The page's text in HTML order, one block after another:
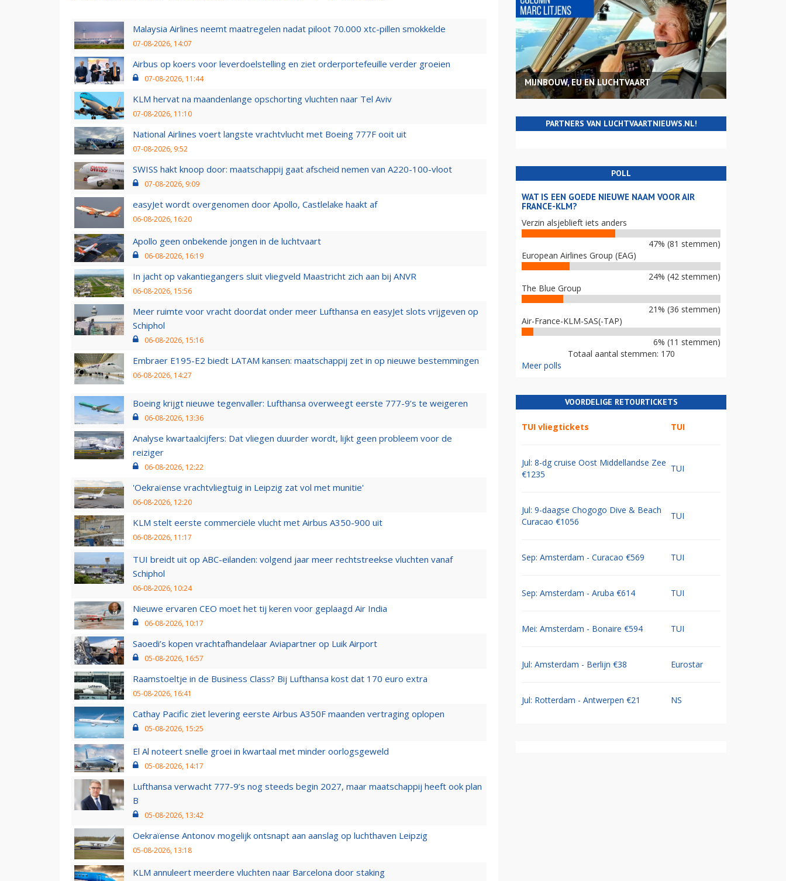
Malaysia Airlines neemt maatregelen nadat piloot 70.000 xtc-pillen smokkelde
07-08-2026, 14:07
Airbus op koers voor leverdoelstelling en ziet orderportefeuille verder groeien
07-08-2026, 11:44
KLM hervat na maandenlange opschorting vluchten naar Tel Aviv
07-08-2026, 11:10
National Airlines voert langste vrachtvlucht met Boeing 777F ooit uit
07-08-2026, 9:52
SWISS hakt knoop door: maatschappij gaat afscheid nemen van A220-100-vloot
07-08-2026, 9:09
easyJet wordt overgenomen door Apollo, Castlelake haakt af
06-08-2026, 16:20
Apollo geen onbekende jongen in de luchtvaart
06-08-2026, 16:19
In jacht op vakantiegangers sluit vliegveld Maastricht zich aan bij ANVR
06-08-2026, 15:56
Meer ruimte voor vracht doordat onder meer Lufthansa en easyJet slots vrijgeven op
Schiphol
06-08-2026, 15:16
Embraer E195-E2 biedt LATAM kansen: maatschappij zet in op nieuwe bestemmingen
06-08-2026, 14:27
Boeing krijgt nieuwe tegenvaller: Lufthansa overweegt eerste 777-9’s te weigeren
06-08-2026, 13:36
Analyse kwartaalcijfers: Dat vliegen duurder wordt, lijkt geen probleem voor de
reiziger
06-08-2026, 12:22
'Oekraïense vrachtvliegtuig in Leipzig zat vol met munitie'
06-08-2026, 12:20
KLM stelt eerste commerciële vlucht met Airbus A350-900 uit
06-08-2026, 11:17
TUI breidt uit op ABC-eilanden: volgend jaar meer rechtstreekse vluchten vanaf
Schiphol
06-08-2026, 10:24
Nieuwe ervaren CEO moet het tij keren voor geplaagd Air India
06-08-2026, 10:17
Saoedi’s kopen vrachtafhandelaar Aviapartner op Luik Airport
05-08-2026, 16:57
Raamstoeltje in de Business Class? Bij Lufthansa kost dat 170 euro extra
05-08-2026, 16:41
Cathay Pacific ziet levering eerste Airbus A350F maanden vertraging oplopen
05-08-2026, 15:25
El Al noteert snelle groei in kwartaal met minder oorlogsgeweld
05-08-2026, 14:17
Lufthansa verwacht 777-9’s nog steeds begin 2027, maar maatschappij heeft ook plan
B
05-08-2026, 13:42
Oekraïense Antonov mogelijk ontsnapt aan aanslag op luchthaven Leipzig
05-08-2026, 13:18
KLM annuleert meerdere vluchten naar Barcelona door staking
MIJNBOUW, EU EN LUCHTVAART
PARTNERS VAN LUCHTVAARTNIEUWS.NL!
POLL
WAT IS EEN GOEDE NIEUWE NAAM VOOR AIR
FRANCE-KLM?
Verzin alsjeblieft iets anders
47% (81 stemmen)
European Airlines Group (EAG)
24% (42 stemmen)
The Blue Group
21% (36 stemmen)
Air-France-KLM-SAS(-TAP)
6% (11 stemmen)
Totaal aantal stemmen: 170
Meer polls
VOORDELIGE RETOURTICKETS
TUI vliegtickets TUI
Jul: 8-dg cruise Oost Middellandse Zee
€1235
TUI
Jul: 9-daagse Chogogo Dive & Beach
Curacao €1056
TUI
Sep: Amsterdam - Curacao €569 TUI
Sep: Amsterdam - Aruba €614 TUI
Mei: Amsterdam - Bonaire €594 TUI
Jul: Amsterdam - Berlijn €38 Eurostar
Jul: Rotterdam - Antwerpen €21 NS